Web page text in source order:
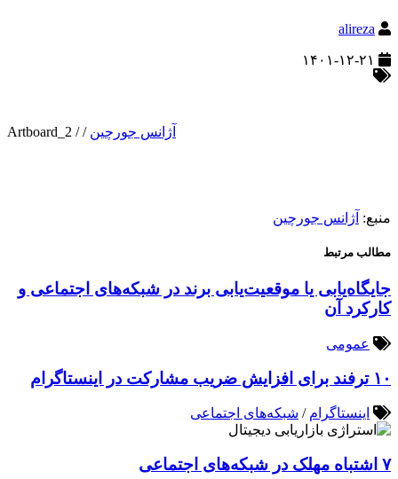
alireza
آژانس جورچین /
/
Artboard_2
منبع: آژانس جورچین
مطالب مرتبط
جایگاه‌یابی یا موقعیت‌یابی برند در شبکه‌های اجتماعی و
کارکرد آن
عمومی
۱۰ ترفند برای افزایش ضریب مشارکت در اینستاگرام
اینستاگرام / شبکه‌های اجتماعی
۷ اشتباه مهلک در شبکه‌های اجتماعی